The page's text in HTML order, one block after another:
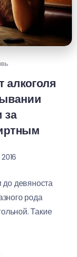
алкоголя
за
девяноста
рода
Такие